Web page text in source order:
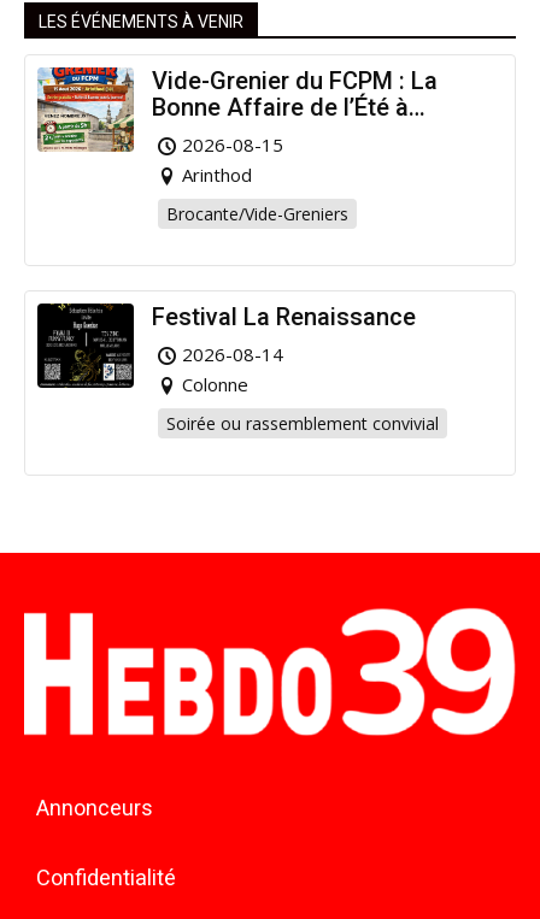
LES ÉVÉNEMENTS À VENIR
Vide-Grenier du FCPM : La
Bonne Affaire de l’Été à
Arinthod !
2026-08-15
Arinthod
Brocante/Vide-Greniers
Festival La Renaissance
2026-08-14
Colonne
Soirée ou rassemblement convivial